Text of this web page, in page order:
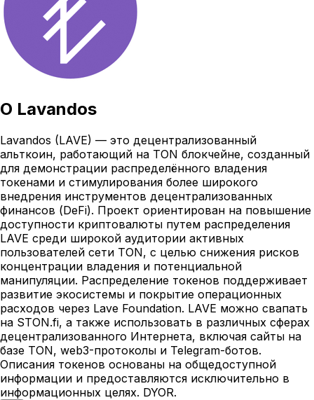
О Lavandos
Lavandos (LAVE) — это децентрализованный
альткоин, работающий на TON блокчейне, созданный
для демонстрации распределённого владения
токенами и стимулирования более широкого
внедрения инструментов децентрализованных
финансов (DeFi). Проект ориентирован на повышение
доступности криптовалюты путем распределения
LAVE среди широкой аудитории активных
пользователей сети TON, с целью снижения рисков
концентрации владения и потенциальной
манипуляции. Распределение токенов поддерживает
развитие экосистемы и покрытие операционных
расходов через Lave Foundation. LAVE можно свапать
на STON.fi, а также использовать в различных сферах
децентрализованного Интернета, включая сайты на
базе TON, web3-протоколы и Telegram-ботов.
Описания токенов основаны на общедоступной
информации и предоставляются исключительно в
информационных целях. DYOR.